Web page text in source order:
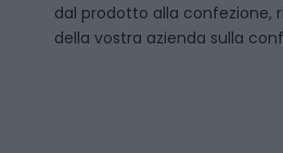
dal prodotto alla confezione,
della vostra azienda sulla